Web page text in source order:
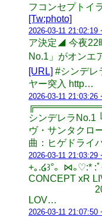
フコンセプトイ
[Tw:photo]
2026-03-11 21:02:19
ア決定◢ 今夜22
No.1」がオンエ
[URL] #シンデレ
ヤー突入 http…
2026-03-11 21:03:26
シンデレラ
ヴ・サンタクロ
曲：ヒゲドライ
2026-03-11 21:03:29
+｡.໒꒱°。⋈
CONCEPT
LOV…
2026-03-11 21:07:50